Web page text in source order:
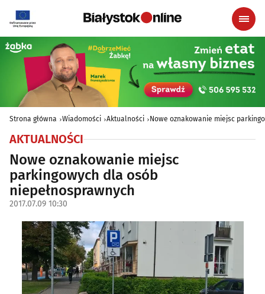
Strona główna Wiadomości Aktualności Nowe oznakowanie miejsc
AKTUALNOŚCI
Nowe oznakowanie miejsc
parkingowych dla osób
niepełnosprawnych
2017.07.09 10:30